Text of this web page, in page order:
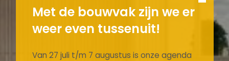
Met de bouwvak zijn we er
weer even tussenuit!
Van 27 juli t/m 7 augustus is onze agenda